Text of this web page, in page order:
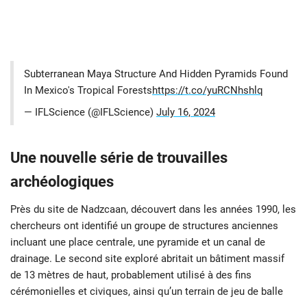
Subterranean Maya Structure And Hidden Pyramids Found
In Mexico's Tropical Forestshttps://t.co/yuRCNhshlq
— IFLScience (@IFLScience) July 16, 2024
Une nouvelle série de trouvailles
archéologiques
Près du site de Nadzcaan, découvert dans les années 1990, les
chercheurs ont identifié un groupe de structures anciennes
incluant une place centrale, une pyramide et un canal de
drainage. Le second site exploré abritait un bâtiment massif
de 13 mètres de haut, probablement utilisé à des fins
cérémonielles et civiques, ainsi qu’un terrain de jeu de balle